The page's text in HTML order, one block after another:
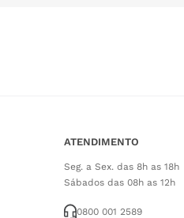
ATENDIMENTO
Seg. a Sex. das 8h as 18h
Sábados das 08h as 12h
0800 001 2589